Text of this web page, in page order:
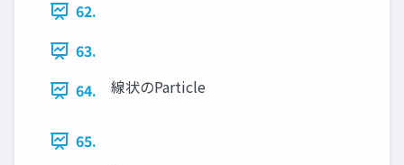
62.
63.
64.
線状のParticle
65.